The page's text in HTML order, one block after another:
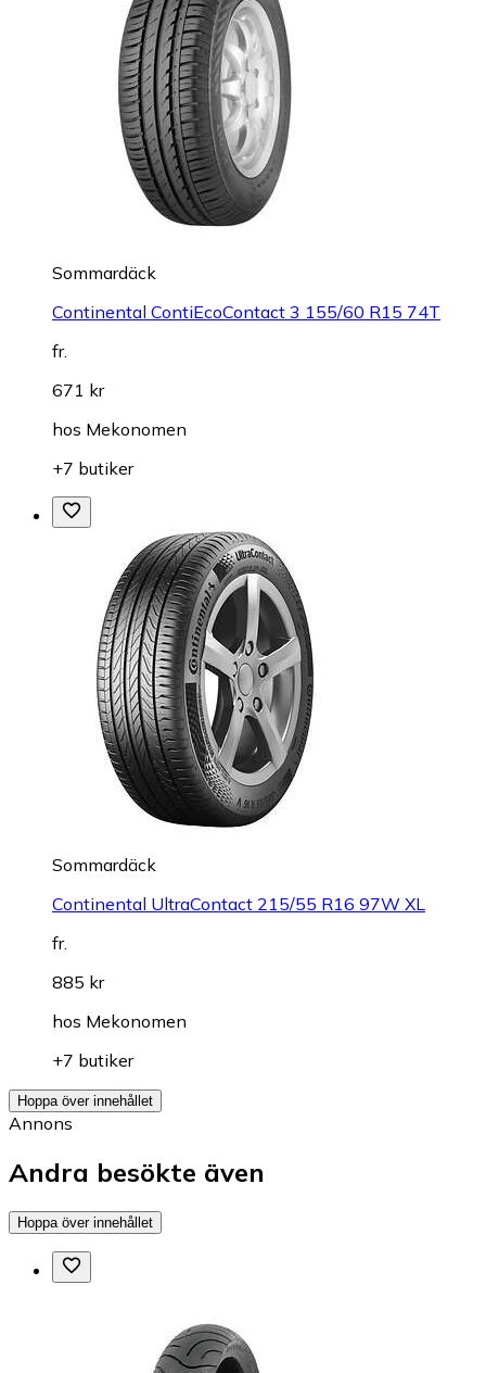
Sommardäck
Continental ContiEcoContact 3 155/60 R15 74T
fr.
671 kr
hos Mekonomen
+7 butiker
Sommardäck
Continental UltraContact 215/55 R16 97W XL
fr.
885 kr
hos Mekonomen
+7 butiker
Hoppa över innehållet
Annons
Andra besökte även
Hoppa över innehållet